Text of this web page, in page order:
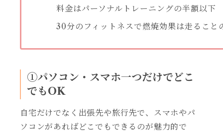
料金はパーソナルトレーニングの半額以下
30分のフィットネスで燃焼効果は走ること
①パソコン・スマホ一つだけでどこ
でもOK
自宅だけでなく出張先や旅行先で、スマホやパ
ソコンがあればどこでもできるのが魅力的で